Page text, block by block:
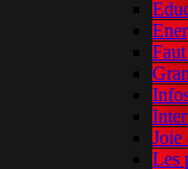
Joie
Les